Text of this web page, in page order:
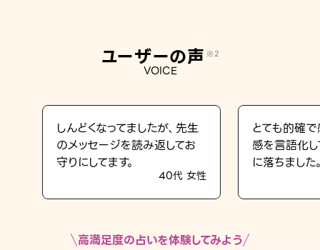
LINE占いを開く
※LINEアプリ内のサービスページへ遷移します
ユーザーの声 ※2
VOICE
しんどくなってましたが、先生
のメッセージを読み返してお
守りにしてます。
40代 女性
とても的確
感を言語化
に落ちました
高満足度の占いを体験してみよう